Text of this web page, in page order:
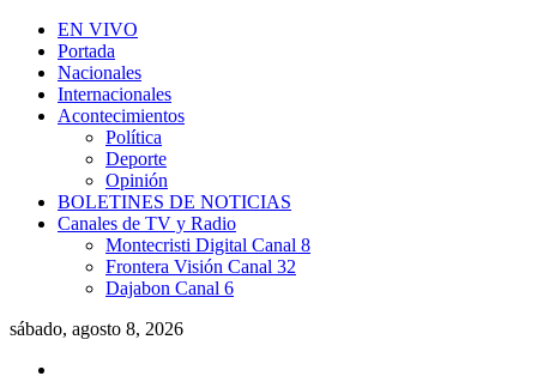
EN VIVO
Portada
Nacionales
Internacionales
Acontecimientos
Política
Deporte
Opinión
BOLETINES DE NOTICIAS
Canales de TV y Radio
Montecristi Digital Canal 8
Frontera Visión Canal 32
Dajabon Canal 6
sábado, agosto 8, 2026